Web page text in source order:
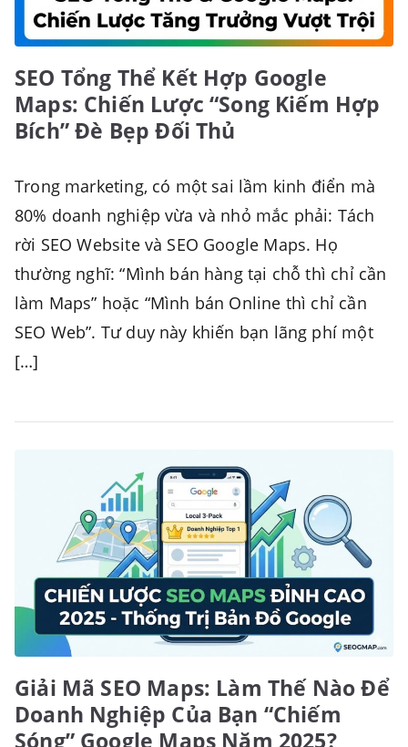
SEO Tổng Thể Kết Hợp Google
Maps: Chiến Lược “Song Kiếm Hợp
Bích” Đè Bẹp Đối Thủ
Trong marketing, có một sai lầm kinh điển mà
80% doanh nghiệp vừa và nhỏ mắc phải: Tách
rời SEO Website và SEO Google Maps. Họ
thường nghĩ: “Mình bán hàng tại chỗ thì chỉ cần
làm Maps” hoặc “Mình bán Online thì chỉ cần
SEO Web”. Tư duy này khiến bạn lãng phí một
[…]
Giải Mã SEO Maps: Làm Thế Nào Để
Doanh Nghiệp Của Bạn “Chiếm
Sóng” Google Maps Năm 2025?